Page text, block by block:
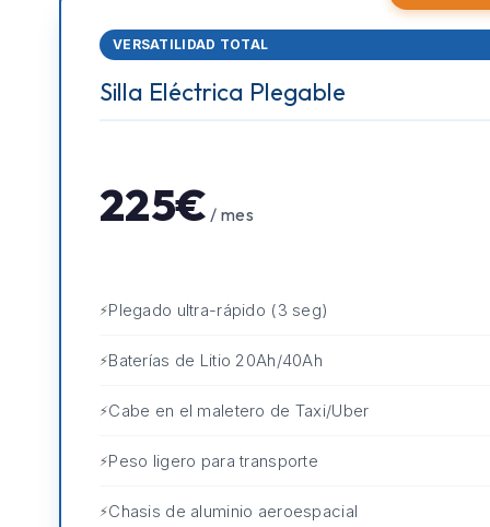
VERSATILIDAD TOTAL
Silla Eléctrica Plegable
225€ / mes
Plegado ultra-rápido (3 seg)
Baterías de Litio 20Ah/40Ah
Cabe en el maletero de Taxi/Uber
Peso ligero para transporte
Chasis de aluminio aeroespacial